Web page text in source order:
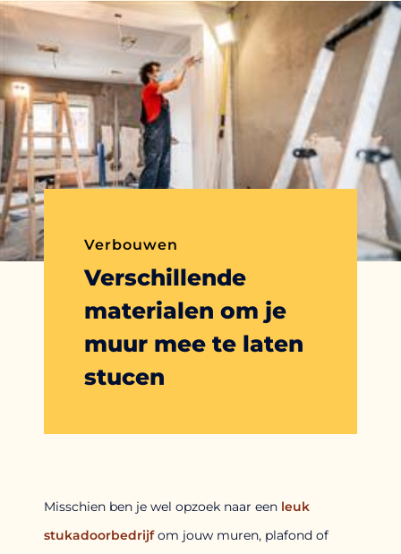
Verbouwen
Verschillende
materialen om je
muur mee te laten
stucen
Misschien ben je wel opzoek naar eenleuk
stukadoorbedrijfom jouw muren, plafond of